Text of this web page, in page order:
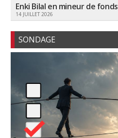
Enki Bilal en mineur de fonds
14 JUILLET 2026
SONDAGE